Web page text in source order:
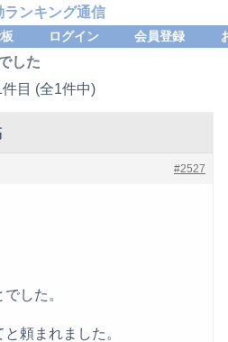
ランキング通信
ログイン 会員登録
した
目 (全1件中)
#2527
した。
頼まれました。